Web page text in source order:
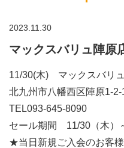
2023.11.30
マックスバリュ陣原
11/30(木) マックスバリ
北九州市八幡西区陣原1-2-
TEL093-645-8090
セール期間 11/30（木）
★当日新規ご入会のお客